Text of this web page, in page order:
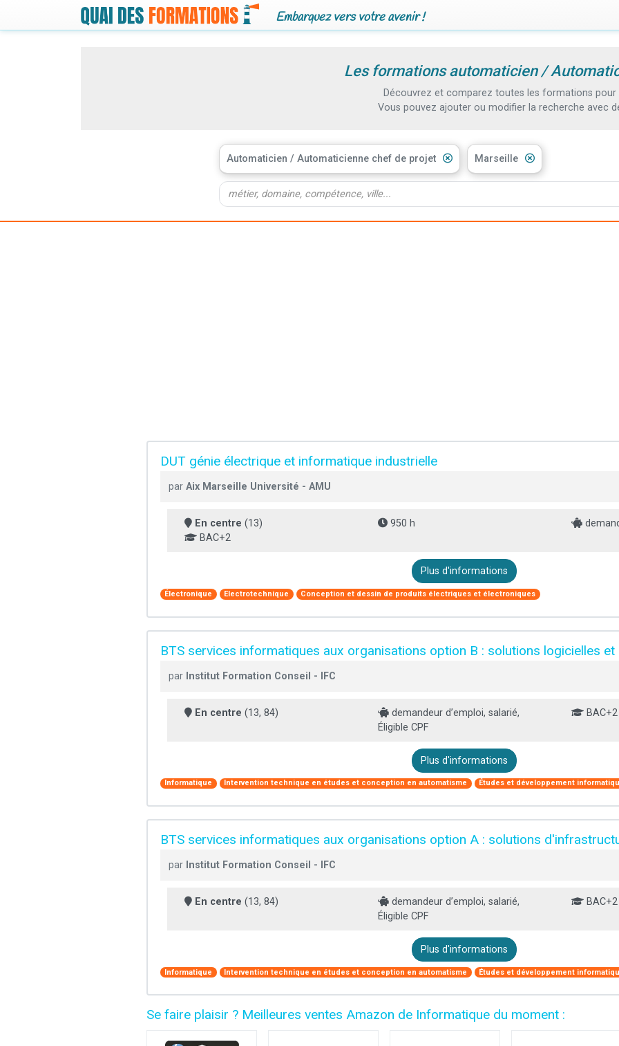
Embarquez vers votre avenir !
Les formations automaticien /
Découvrez et comparez toutes les formations
Vous pouvez ajouter ou modifier la recherche avec
Automaticien / Automaticienne chef de projet Marseille
DUT génie électrique et informatique industrielle
par Aix Marseille Université - AMU
En centre (13) 950 h
BAC+2
Plus d'informations
Électronique Electrotechnique Conception et dessin de produits électriques et électroniques
BTS services informatiques aux organisations option B : solutions logicielles
par Institut Formation Conseil - IFC
En centre (13, 84)
demandeur d’emploi, salarié,
Éligible CPF
BAC+2
Plus d'informations
Informatique Intervention technique en études et conception en automatisme Études et développement
BTS services informatiques aux organisations option A : solutions
par Institut Formation Conseil - IFC
En centre (13, 84)
demandeur d’emploi, salarié,
Éligible CPF
BAC+2
Plus d'informations
Informatique Intervention technique en études et conception en automatisme Études et développement
Se faire plaisir ? Meilleures ventes Amazon de Informatique du moment :